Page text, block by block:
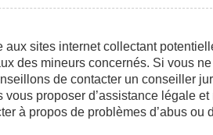
aux sites internet collectant
des mineurs concernés. Si vous
de contacter un conseiller
proposer d’assistance légale et
à propos de problèmes d’abus ou